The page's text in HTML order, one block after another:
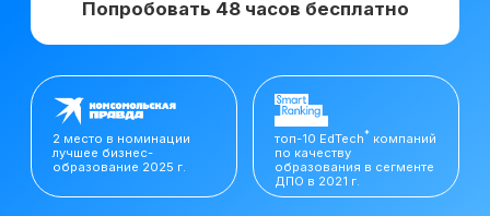
ДПО в 2021 г.
на отдельной